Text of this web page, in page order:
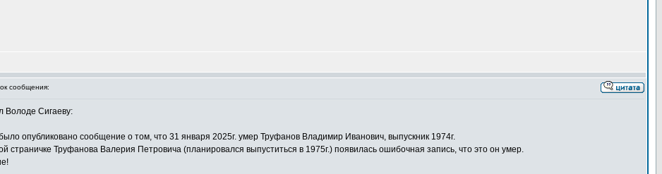
сообщения:
Володе Сигаеву:
опубликовано сообщение о том, что 31 января 2025г. умер Труфанов Владимир Иванович, выпускник 1974г.
страничке Труфанова Валерия Петровича (планировался выпуститься в 1975г.) появилась ошибочная запись, что это он умер.